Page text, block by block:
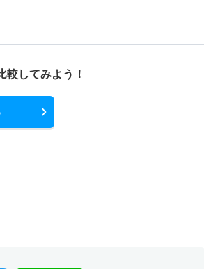
較してみよう！